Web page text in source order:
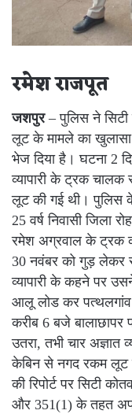
रमेश राजपूत
जशपुर– पुलिस ने सिटी
लूट के मामले का
भेज दिया है। घटना 2
व्यापारी के ट्रक
लूट की गई थी। पुलिस
25 वर्ष निवासी जिला
रमेश अग्रवाल के ट्रक
30 नवंबर को गुड़ लेकर
व्यापारी के कहने पर
आलू लोड कर पत्थलगांव
करीब 6 बजे
उतरा, तभी चार
केबिन से नगद रकम लूट
की रिपोर्ट पर सिटी
और 351(1) के तहत